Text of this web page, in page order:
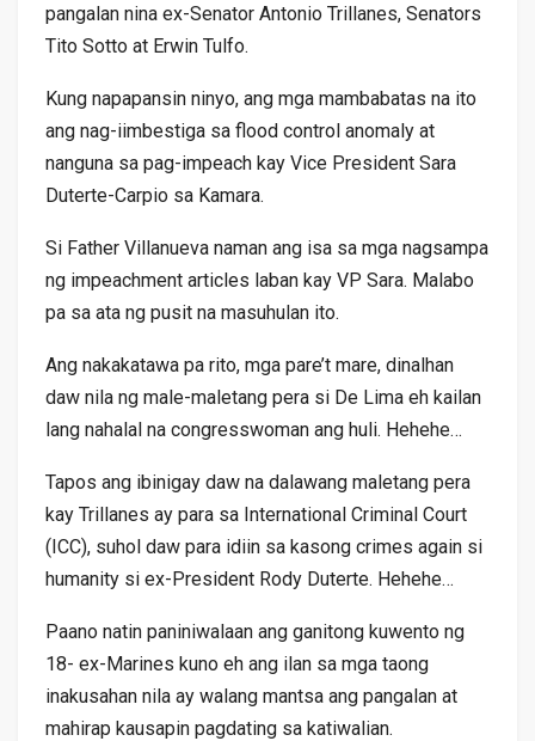
pangalan nina ex-Senator Antonio Trillanes, Senators
Tito Sotto at Erwin Tulfo.
Kung napapansin ninyo, ang mga mambabatas na ito
ang nag-iimbestiga sa flood control anomaly at
nanguna sa pag-impeach kay Vice President Sara
Duterte-Carpio sa Kamara.
Si Father Villanueva naman ang isa sa mga nagsampa
ng impeachment articles laban kay VP Sara. Malabo
pa sa ata ng pusit na masuhulan ito.
Ang nakakatawa pa rito, mga pare’t mare, dinalhan
daw nila ng male-maletang pera si De Lima eh kailan
lang nahalal na congresswoman ang huli. Hehehe…
Tapos ang ibinigay daw na dalawang maletang pera
kay Trillanes ay para sa International Criminal Court
(ICC), suhol daw para idiin sa kasong crimes again si
humanity si ex-President Rody Duterte. Hehehe…
Paano natin paniniwalaan ang ganitong kuwento ng
18- ex-Marines kuno eh ang ilan sa mga taong
inakusahan nila ay walang mantsa ang pangalan at
mahirap kausapin pagdating sa katiwalian.